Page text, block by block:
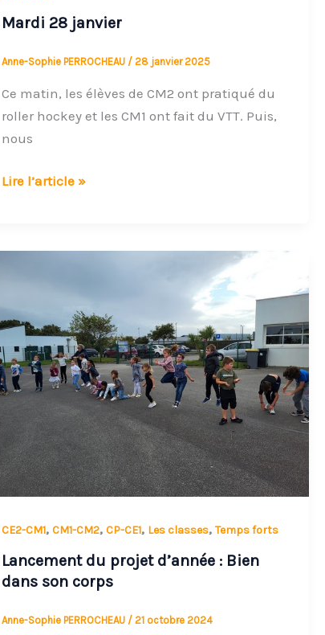
Mardi 28 janvier
Anne-Sophie PERROCHEAU /28 janvier 2025
Ce matin, les élèves de CM2 ont pratiqué du
roller hockey et les CM1 ont fait du VTT. Puis,
nous
Lire l’article »
CE2-CM1,CM1-CM2,CP-CE1, Les classes,Temps forts
Lancement du projet d’année : Bien
dans son corps
Anne-Sophie PERROCHEAU /21 octobre 2024
projet
d’année
:
Bien
dans
son
corps